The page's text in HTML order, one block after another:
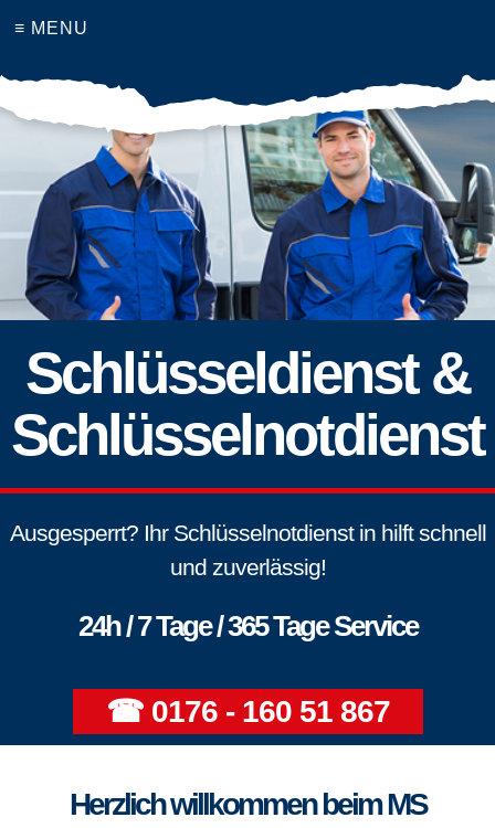
≡ MENU
Schlüsseldienst &
Schlüsselnotdienst
Ausgesperrt? Ihr Schlüsselnotdienst in hilft schnell
und zuverlässig!
24h / 7 Tage / 365 Tage Service
☎ 0176 - 160 51 867
Herzlich willkommen beim MS